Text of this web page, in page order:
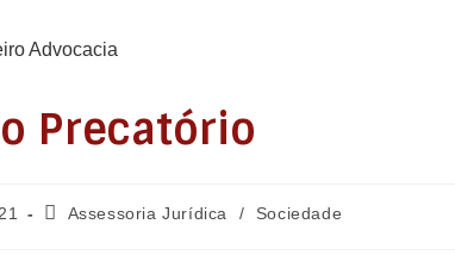
Precatório
Categoria
Assessoria Jurídica / Sociedade